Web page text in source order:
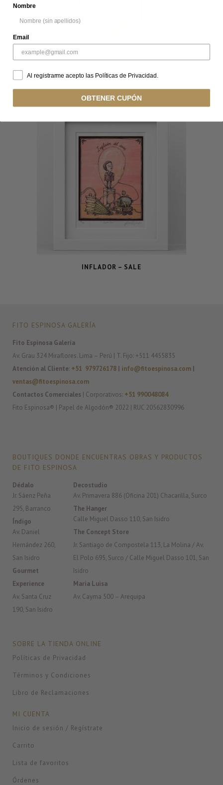
INFLADOR – SALE
FITO ESPINOSA GALERÍA
Fito Espinosa Galería
Av. Grau 324 Miraflores. Lima – Perú | T. Fijo: +511 4455835
Atención al Cliente: +51 979726178 info@fitoespinosa.com
ventas@fitoespinosa.com
Contactos Comerciales
| Corporativos: +51 990048084
Fito Espinosa® | Papel de Algodón® 2022 | RUC 20562830996
BOUTIQUES DONDE ENCUENTRAS OBRAS Y PRODUCTOS
DE FITO ESPINOSA
Dédalo
Jr. Sáenz Peña
295, Barranco
Índigo
Av. Daniel
Hernández 260,
San Isidro
Gourmet
Experience
Av. Santa Cruz
190, San Isidro
Decostudio
Av. Primavera 886 (Oficina 201) Chacarilla, Surco
The Hanger
Calle Miguel Dasso 110, San Isidro
The Concept Store
Jr. Santiago de Compostela 113, La Molina / Av.
El Polo 695, Surco / Calle Miguel Dasso 101, San
Isidro
Maria Luisa
Av. Cayma 500 – Arequipa
SOBRE LA TIENDA ONLINE
Políticas de Privacidad
Términos y Condiciones
Libro de Reclamaciones
MI CUENTA
Inicio de sesión / Regístrate
Carrito
Lista de favoritos
Órdenes
Nombre
Email
Al registrarme acepto las Políticas de Privacidad.
OBTENER CUPÓN